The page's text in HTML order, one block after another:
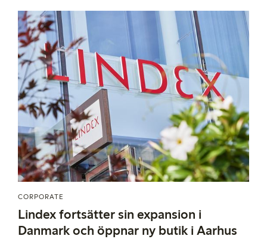
sig.
CORPORATE
Lindex fortsätter sin expansion i
Danmark och öppnar ny butik i Aarhus